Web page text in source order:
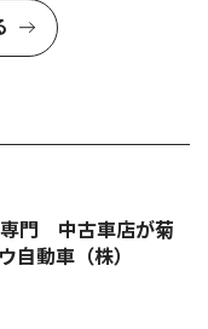
門 中古車店が菊
動車（株）